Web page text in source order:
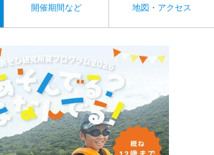
開催期間など 地図・アクセス